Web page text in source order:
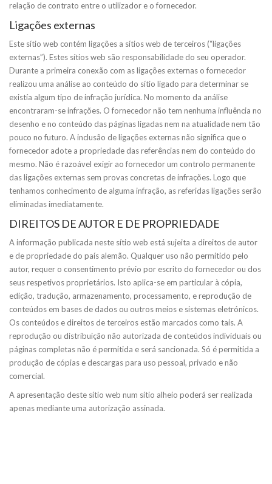
relação de contrato entre o utilizador e o fornecedor.
Ligações externas
Este sítio web contém ligações a sítios web de terceiros (“ligações
externas”). Estes sítios web são responsabilidade do seu operador.
Durante a primeira conexão com as ligações externas o fornecedor
realizou uma análise ao conteúdo do sítio ligado para determinar se
existía algum tipo de infração jurídica. No momento da análise
encontraram-se infrações. O fornecedor não tem nenhuma influência no
desenho e no conteúdo das páginas ligadas nem na atualidade nem tão
pouco no futuro. A inclusão de ligações externas não significa que o
fornecedor adote a propriedade das referências nem do conteúdo do
mesmo. Não é razoável exigir ao fornecedor um controlo permanente
das ligações externas sem provas concretas de infrações. Logo que
tenhamos conhecimento de alguma infração, as referidas ligações serão
eliminadas imediatamente.
DIREITOS DE AUTOR E DE PROPRIEDADE
A informação publicada neste sítio web está sujeita a direitos de autor
e de propriedade do país alemão. Qualquer uso não permitido pelo
autor, requer o consentimento prévio por escrito do fornecedor ou dos
seus respetivos proprietários. Isto aplica-se em particular à cópia,
edição, tradução, armazenamento, processamento, e reprodução de
conteúdos em bases de dados ou outros meios e sistemas eletrónicos.
Os conteúdos e direitos de terceiros estão marcados como tais. A
reprodução ou distribuição não autorizada de conteúdos individuais ou
páginas completas não é permitida e será sancionada. Só é permitida a
produção de cópias e descargas para uso pessoal, privado e não
comercial.
A apresentação deste sítio web num sítio alheio poderá ser realizada
apenas mediante uma autorização assinada.